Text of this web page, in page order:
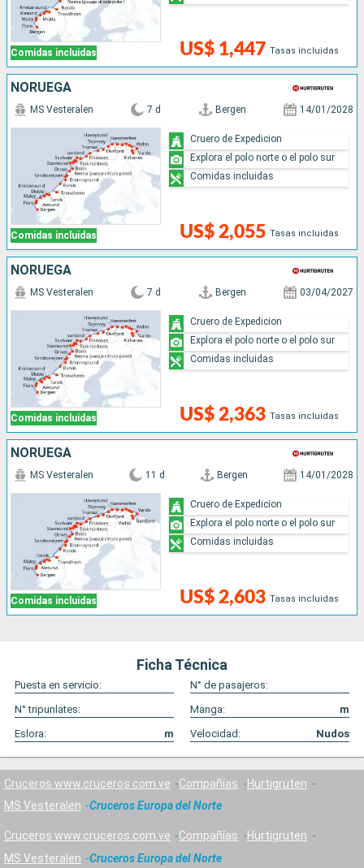
Comidas incluidas US$ 1,447 Tasas incluidas
NORUEGA
Comidas incluidas
MS Vesteralen 7 d Bergen 14/01/2028
US$ 2,055 Tasas incluidas
Cruero de Expedicion
Explora el polo norte o el polo sur
Comidas incluidas
NORUEGA
Comidas incluidas
MS Vesteralen 7 d Bergen 03/04/2027
US$ 2,363 Tasas incluidas
Cruero de Expedicion
Explora el polo norte o el polo sur
Comidas incluidas
NORUEGA
Comidas incluidas
MS Vesteralen 11 d Bergen 14/01/2028
US$ 2,603 Tasas incluidas
Cruero de Expedicion
Explora el polo norte o el polo sur
Comidas incluidas
Ficha Técnica
Puesta en servicio:
N° de pasajeros:
N° tripunlates:
Manga:
m
Eslora:
m Velocidad: Nudos
Cruceros www.cruceros.com.ve Compañías
Hurtigruten
MS Vesteralen
Cruceros Europa del Norte
Cruceros www.cruceros.com.ve Compañías
Hurtigruten
MS Vesteralen
Cruceros Europa del Norte